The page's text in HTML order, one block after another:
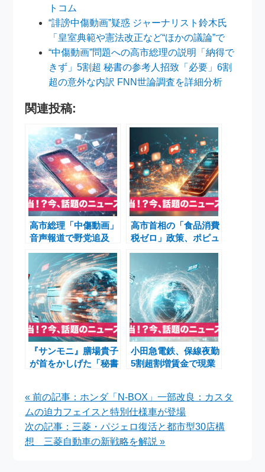
トコム
“誹謗中傷動画”疑惑 ジャーナリスト鈴木氏
「皇室典範や憲法改正など“ほかの議論”で
“中傷動画”問題への高市総理の説明「納得で
きず」5割超 秘書の参考人招致「必要」6割
超の意外な内訳 FNN世論調査を詳細分析
関連投稿:
高市総理「中傷動画」
音声報道で野党追及
まる
高市首相の「食品消費
税ゼロ」政策、ポピュ
る複雑な経済メカニズ
ム
『サンモニ』膳場貴子
が首をかしげた「秘書
会の波紋
小田急電鉄、保線夜勤
5割超割増賃金で現業
« 前の記事：ホンダ「N-BOX」一部改良：カスタ
ムの迫力フェイスと特別仕様車が登場
次の記事：三菱・パジェロ復活と都市型30店構
想 三菱自動車の新戦略を解説 »